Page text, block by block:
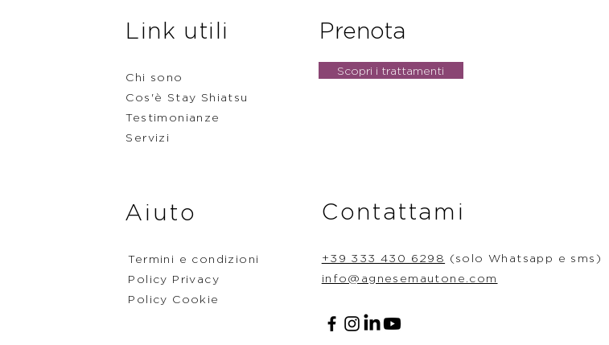
Link utili
Chi sono
Cos'è Stay Shiatsu
Testimonianze
Servizi
Aiuto
Termini e condizioni
Policy Privacy
Policy Cookie
Prenota
Scopri i trattamenti
Contattami
+39 333 430 6298 (solo Whatsapp e sms)
info@agnesemautone.com